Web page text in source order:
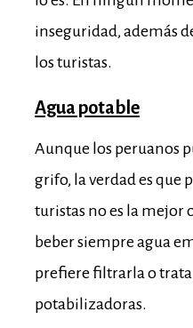
inseguridad, además
los turistas.
Agua potable
Aunque los peruanos
grifo, la verdad es que
turistas no es la mejor
beber siempre agua
prefiere filtrarla o
potabilizadoras.